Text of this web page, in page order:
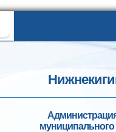
муниципального